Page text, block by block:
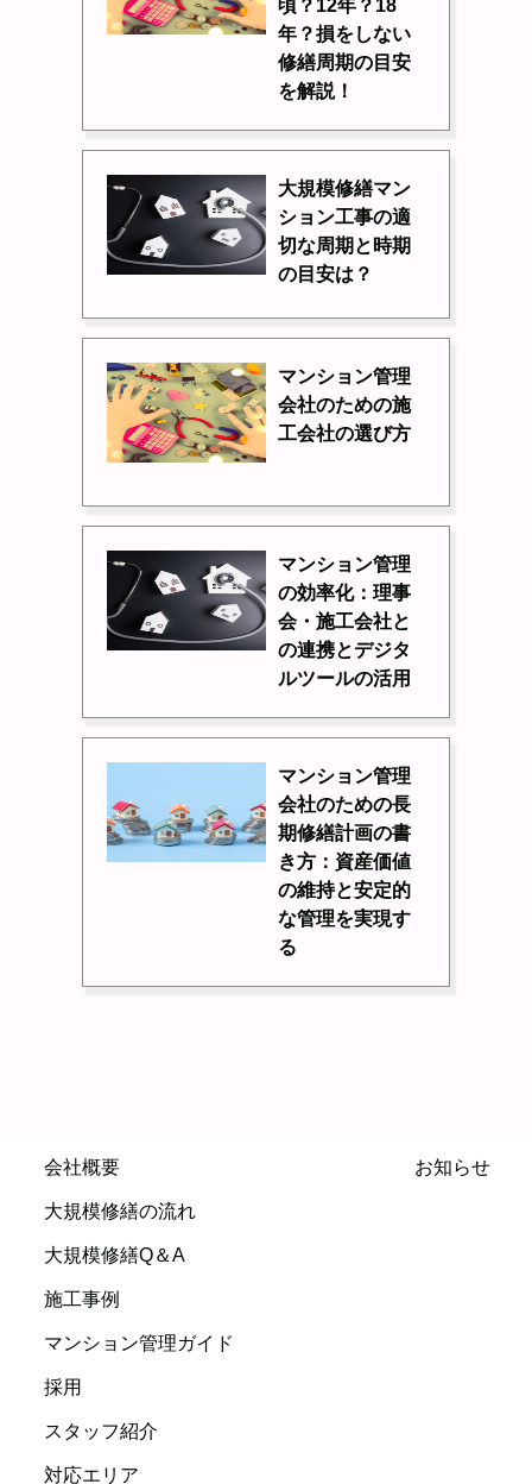
頃？12年？18
年？損をしない
修繕周期の目安
を解説！
大規模修繕マン
ション工事の適
切な周期と時期
の目安は？
マンション管理
会社のための施
工会社の選び方
マンション管理
の効率化：理事
会・施工会社と
の連携とデジタ
ルツールの活用
マンション管理
会社のための長
期修繕計画の書
き方：資産価値
の維持と安定的
な管理を実現す
る
会社概要
大規模修繕の流れ
大規模修繕Q＆A
施工事例
マンション管理ガイド
採用
スタッフ紹介
対応エリア
お知らせ